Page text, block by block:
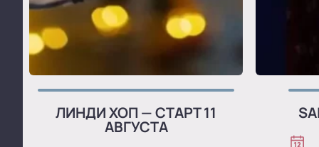
ЛИНДИ ХОП — СТАРТ 11
АВГУСТА